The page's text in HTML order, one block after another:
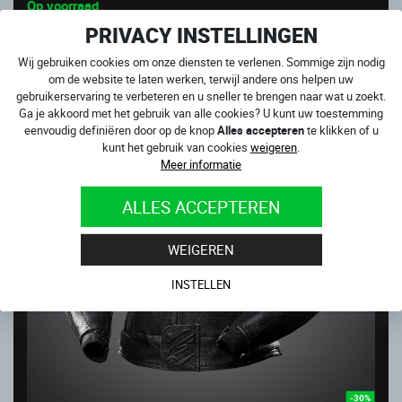
PRIVACY INSTELLINGEN
Wij gebruiken cookies om onze diensten te verlenen. Sommige zijn nodig
om de website te laten werken, terwijl andere ons helpen uw
gebruikerservaring te verbeteren en u sneller te brengen naar wat u zoekt.
Ga je akkoord met het gebruik van alle cookies? U kunt uw toestemming
eenvoudig definiëren door op de knopAlles accepterente klikken of u
kunt het gebruik van cookies weigeren.
Meer informatie
ALLES ACCEPTEREN
WEIGEREN
INSTELLEN
Op voorraad
869.00
UITVERKOOP
-30%